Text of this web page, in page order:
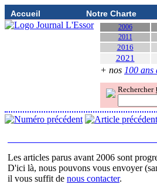
Accueil Notre Charte
2006
2011
2016
2021
+ nos 100 ans
Rechercher
Les articles parus avant 2006 sont
D'ici là, nous pouvons vous envoyer
il vous suffit de nous contacter.